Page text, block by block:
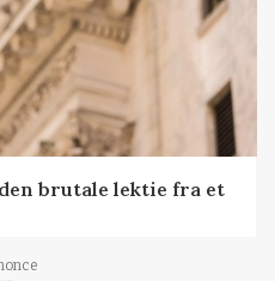
brutale lektie fra et